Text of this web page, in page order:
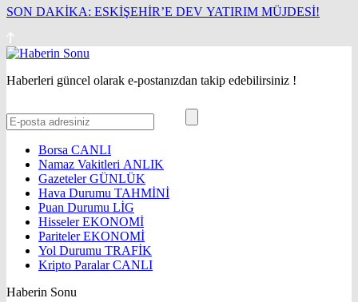
SON DAKİKA: ESKİŞEHİR’E DEV YATIRIM MÜJDESİ!
Haberleri güncel olarak e-postanızdan takip edebilirsiniz !
Borsa CANLI
Namaz Vakitleri ANLIK
GazetelerGÜNLÜK
Hava Durumu TAHMİNİ
Puan Durumu LİG
HisselerEKONOMİ
ParitelerEKONOMİ
Yol Durumu TRAFİK
Kripto ParalarCANLI
Haberin Sonu